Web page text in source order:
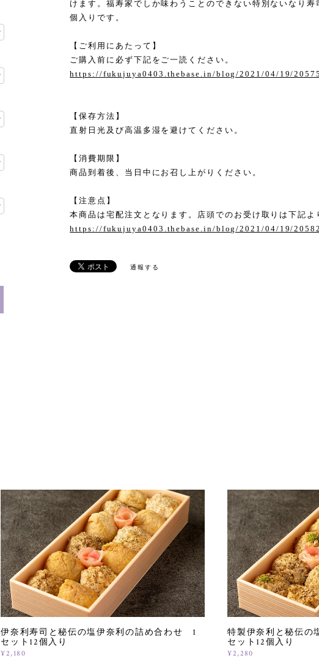
けます。福寿家でしか味わうことのできない特別ないなり寿
個入りです。
【ご利用にあたって】
ご購入前に必ず下記をご一読ください。
https://fukujuya0403.thebase.in/blog/2021/04/19/
【保存方法】
直射日光及び高温多湿を避けてください。
【消費期限】
商品到着後、当日中にお召し上がりください。
【注意点】
本商品は宅配注文となります。店頭でのお受け取りは下記よ
https://fukujuya0403.thebase.in/blog/2021/04/19/
通報する
伊奈利寿司と秘伝の塩伊奈利の詰め合わせ 1
セット12個入り
¥2,180
特製伊奈利と秘伝
セット12個入り
¥2,280